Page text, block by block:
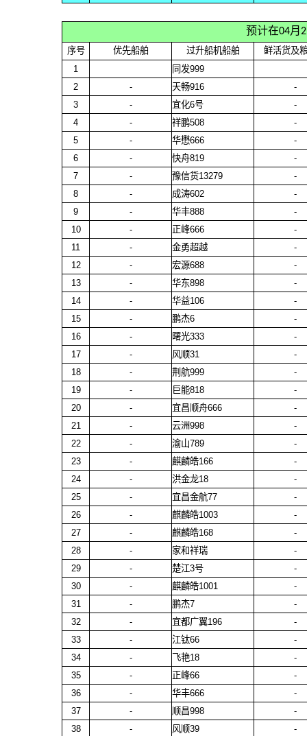
预计在04月
序号 优先船舶 过升船机船舶 鲜活货及
1
同发999
2
- 天畅916
-
3
- 宜化6号
-
4
- 祥鹏508
-
5
- 华懋666
-
6
- 快舟819
-
7
- 豫信货13279
-
8
- 成涛602
-
9
- 华丰888
-
10
- 正峰666
-
11
- 金勇超越
-
12
- 宏源688
-
13
- 华东898
-
14
- 华益106
-
15
- 鹏杰6
-
16
- 曙光333
-
17
- 风顺31
-
18
- 荆航999
-
19
- 巨能818
-
20
- 宜昌顺舟666
-
21
- 云洲998
-
22
- 渝山789
-
23
- 麒麟皓166
-
24
- 洪金龙18
-
25
- 宜昌金航77
-
26
- 麒麟皓1003
-
27
- 麒麟皓168
-
28
- 家和祥瑞
-
29
- 楚江3号
-
30
- 麒麟皓1001
-
31
- 鹏杰7
-
32
- 宜都广翼196
-
33
- 江钛66
-
34
- 飞艳18
-
35
- 正峰66
-
36
- 华丰666
-
37
- 顺昌998
-
38
- 风顺39
-